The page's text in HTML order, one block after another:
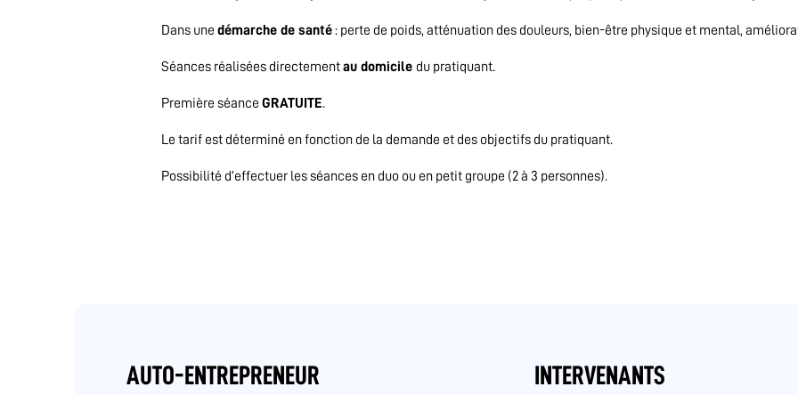
Dans unedémarche de santé: perte de poids, atténuation des douleurs, bien-être physique et mental,
Séances réalisées directementau domicile du pratiquant.
Première séanceGRATUITE.
Le tarif est déterminé en fonction de la demande et des objectifs du pratiquant.
Possibilité d’effectuer les séances en duo ou en petit groupe (2 à 3 personnes).
AUTO-ENTREPRENEUR INTERVENANTS